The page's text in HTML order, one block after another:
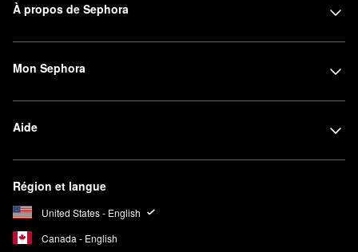
À propos de Sephora
Mon Sephora
Aide
Région et langue
United States - English
Canada - English